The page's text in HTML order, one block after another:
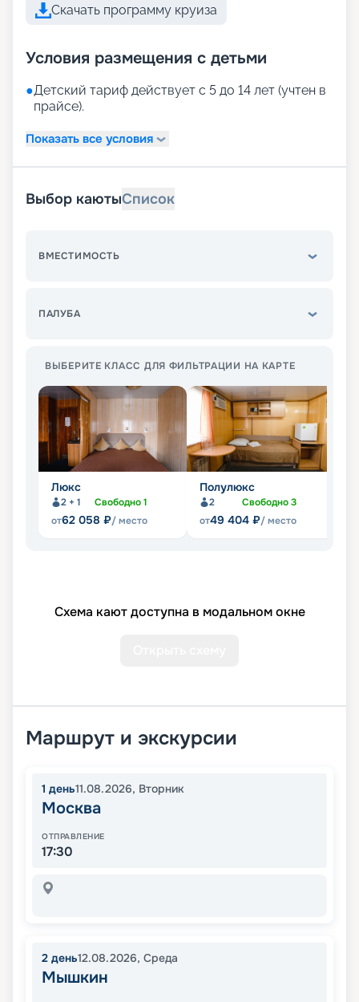
Скачать программу круиза
Условия размещения с детьми
●Детский тариф действует с 5 до 14 лет (учтен в
прайсе).
Показать все условия
Выбор каютыСписок
ВМЕСТИМОСТЬ
ПАЛУБА
ВЫБЕРИТЕ КЛАСС ДЛЯ ФИЛЬТРАЦИИ НА КАРТЕ
Люкс
2 + 1 Свободно1
от62 058 ₽/ место
Полулюкс
2 Свободно3
от49 404 ₽/ место
Схема кают доступна в модальном окне
Маршрут и экскурсии
1 день11.08.2026, Вторник
Москва
ОТПРАВЛЕНИЕ
17:30
2 день12.08.2026, Среда
Мышкин